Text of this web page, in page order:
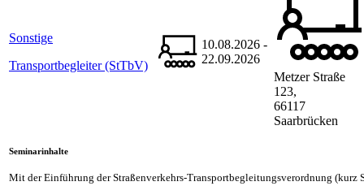
Sonstige
Transportbegleiter (StTbV)
10.08.2026 -
22.09.2026
Metzer Straße
123,
66117
Saarbrücken
Seminarinhalte
Mit der Einführung der Straßenverkehrs-Transportbegleitungsverordnung (kurz